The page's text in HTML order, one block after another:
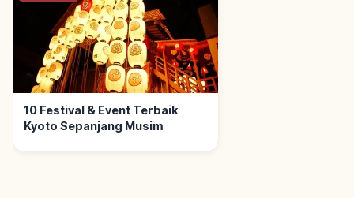
10 Festival & Event Terbaik
Kyoto Sepanjang Musim